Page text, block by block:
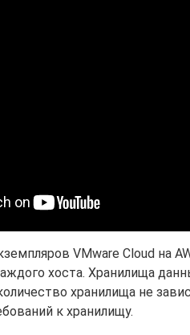
VMware Cloud на
хоста. Хранилища
хранилища не
к хранилищу.